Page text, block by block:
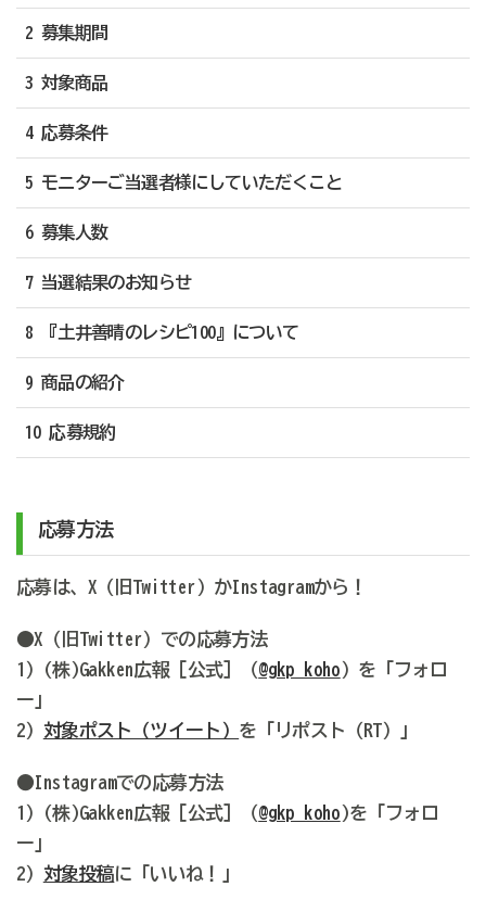
2 募集期間
3 対象商品
4 応募条件
5 モニターご当選者様にしていただくこと
6 募集人数
7 当選結果のお知らせ
8 『土井善晴のレシピ100』について
9 商品の紹介
10 応募規約
応募方法
応募は、X（旧Twitter）かInstagramから！
●X（旧Twitter）での応募方法
1）(株)Gakken広報［公式］（@gkp_koho ）を「フォロ
ー」
2） 対象ポスト（ツイート） を「リポスト（RT）」
●Instagramでの応募方法
1）(株)Gakken広報［公式］（@gkp_koho )を「フォロ
ー」
2） 対象投稿に「いいね！」